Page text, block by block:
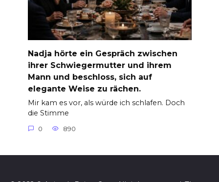
Nadja hörte ein Gespräch zwischen
ihrer Schwiegermutter und ihrem
Mann und beschloss, sich auf
elegante Weise zu rächen.
Mir kam es vor, als würde ich schlafen. Doch
die Stimme
0 890